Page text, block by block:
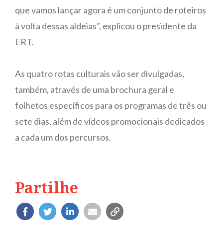
que vamos lançar agora é um conjunto de roteiros
à volta dessas aldeias”, explicou o presidente da
ERT.
As quatro rotas culturais vão ser divulgadas,
também, através de uma brochura geral e
folhetos específicos para os programas de três ou
sete dias, além de vídeos promocionais dedicados
a cada um dos percursos.
Partilhe